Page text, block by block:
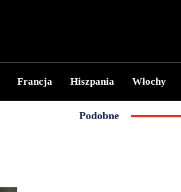
Francja Hiszpania Włochy
Podobne